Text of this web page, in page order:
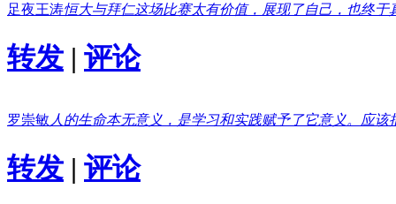
足夜王涛恒大与拜仁这场比赛太有价值，展现了自己，也终
转发 | 评论
罗崇敏 人的生命本无意义，是学习和实践赋予了它意义。应
转发 | 评论